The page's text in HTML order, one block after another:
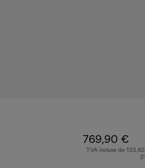
769,90 €
TVA incluse de